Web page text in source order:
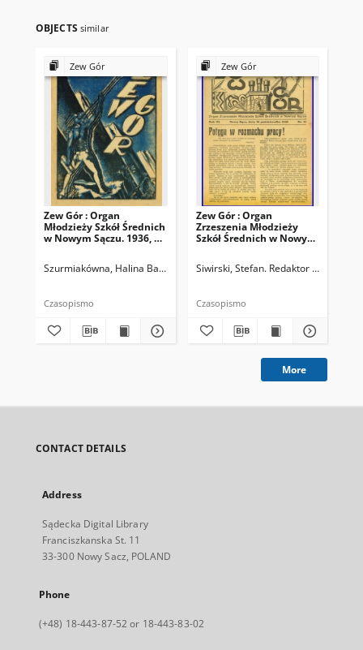
OBJECTS similar
Zew Gór
Zew Gór : Organ
Młodzieży Szkół Średnich
w Nowym Sączu. 1936, R.
Szurmiakówna, Halina Barbara (1920-1945). Redaktor naczelny
Czasopismo
Zew Gór
Zew Gór : Organ
Zrzeszenia Młodzieży
Szkół Średnich w Nowym
Siwirski, Stefan. Redaktor naczelny
Czasopismo
More
CONTACT DETAILS
Address
Sądecka Digital Library
Franciszkanska St. 11
33-300 Nowy Sacz, POLAND
Phone
(+48) 18-443-87-52 or 18-443-83-02